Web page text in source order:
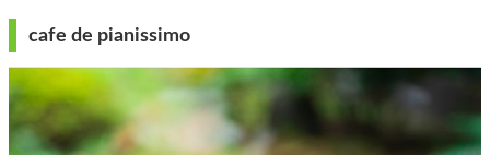
cafe de pianissimo